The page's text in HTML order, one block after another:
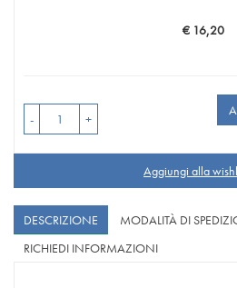
Prezzo
€ 16,20
- +
Aggiungi alla
DESCRIZIONE
MODALITÀ DI
RICHIEDI INFORMAZIONI